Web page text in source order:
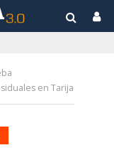
en Tarija